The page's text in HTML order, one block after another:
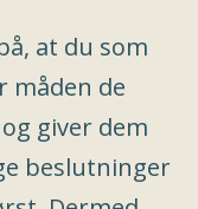
at du som
måden de
giver dem
beslutninger